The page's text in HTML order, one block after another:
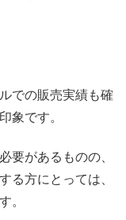
での販売実績も確
象です。
要があるものの、
る方にとっては、
。